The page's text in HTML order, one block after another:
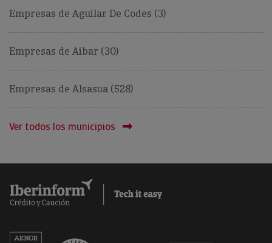
Empresas de Aguilar De Codes (3)
Empresas de Aibar (30)
Empresas de Alsasua (528)
Ver todos los municipios